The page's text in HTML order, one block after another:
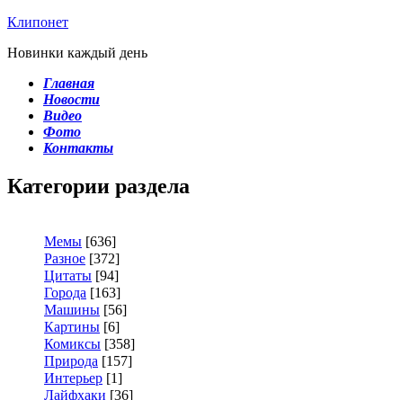
Клипонет
Новинки каждый день
Главная
Новости
Видео
Фото
Контакты
Категории раздела
Мемы [636]
Разное [372]
Цитаты [94]
Города [163]
Машины [56]
Картины [6]
Комиксы [358]
Природа [157]
Интерьер [1]
Лайфхаки [36]